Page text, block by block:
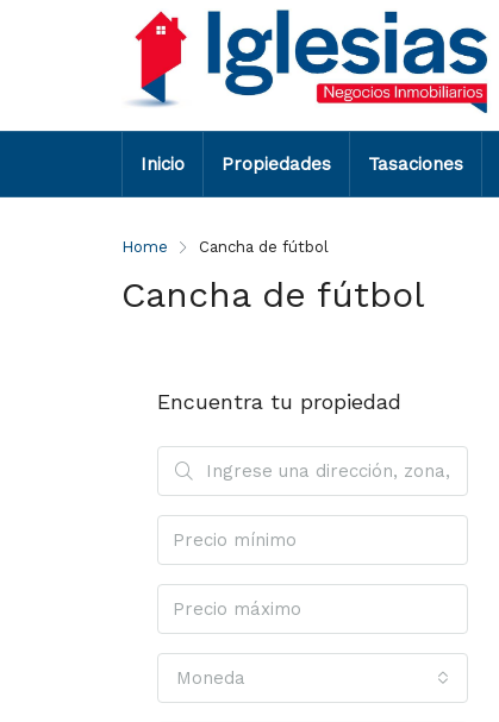
Inicio Propiedades Tasaciones
Home Cancha de fútbol
Cancha de fútbol
Encuentra tu propiedad
Moneda